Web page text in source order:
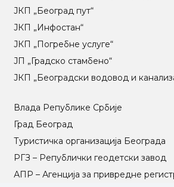
ЈКП „Београд пут“
ЈКП „Инфостан“
ЈКП „Погребне услуге“
ЈП „Градско стамбено“
ЈКП „Београдски водовод и
Влада Републике Србије
Град Београд
Туристичка организација Београда
РГЗ – Републички геодетски завод
АПР – Агенција за привредне